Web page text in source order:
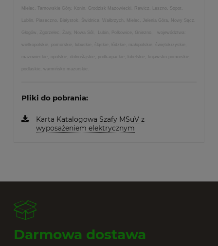
Mielec, Tarnowskie Góry, Konin, Grodzisk Mazowiecki, Rawicz, Leszno, Sopot,
Lublin, Piaseczno, Białystok, Świdnica, Wałbrzych, Mielec, Jelenia Góra, Nowy Sącz,
Głogów, Zgorzelec, Żary, Nowa Sól, Lubin, Polkowice, Gniezno, województwa:
wielkopolskie, pomorskie, lubuskie, śląskie, łódzkie, małopolskie, świętokrzyskie,
mazowieckie, opolskie, dolnośląskie, podkarpackie, lubelskie, kujawsko pomorskie,
podlaskie, warmińsko mazurskie.
Pliki do pobrania:
Karta Katalogowa Szafy MSuV z
wyposażeniem elektrycznym
Darmowa dostawa